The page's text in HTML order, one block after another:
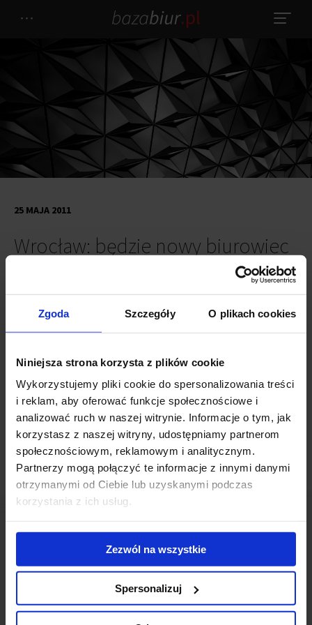
Zgoda Szczegóły O plikach cookies
Niniejsza strona korzysta z plików cookie
Wykorzystujemy pliki cookie do spersonalizowania treści
i reklam, aby oferować funkcje społecznościowe i
analizować ruch w naszej witrynie. Informacje o tym, jak
korzystasz z naszej witryny, udostępniamy partnerom
społecznościowym, reklamowym i analitycznym.
Partnerzy mogą połączyć te informacje z innymi danymi
otrzymanymi od Ciebie lub uzyskanymi podczas
korzystania z ich usług.
Zezwól na wszystkie
Spersonalizuj
Wrocław: będzie nowy biurowiec
25 MAJA 2011
Echo Investment postawi na zbiegu ulic Swobodnej i Borowskiej
kondygnacyjnych budynków oferujących łącznie około 25 000
będzie w dwóch etapach: pierwszy zakończy się w październiku
2012 roku, drugi w lutym 2014.
Skontaktuj się z nami